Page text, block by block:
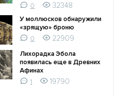
0
32348
У моллюсков обнаружили
«зрящую» броню
0
22909
Лихорадка Эбола
появилась еще в Древних
Афинах
1
19790